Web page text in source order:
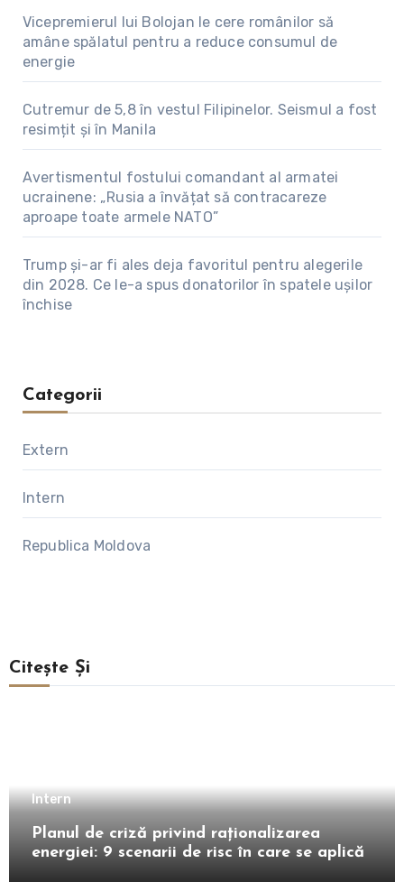
Vicepremierul lui Bolojan le cere românilor să
amâne spălatul pentru a reduce consumul de
energie
Cutremur de 5,8 în vestul Filipinelor. Seismul a fost
resimțit și în Manila
Avertismentul fostului comandant al armatei
ucrainene: „Rusia a învățat să contracareze
aproape toate armele NATO”
Trump și-ar fi ales deja favoritul pentru alegerile
din 2028. Ce le-a spus donatorilor în spatele ușilor
închise
Categorii
Extern
Intern
Republica Moldova
Citește Și
Intern
Planul de criză privind raționalizarea
energiei: 9 scenarii de risc în care se aplică